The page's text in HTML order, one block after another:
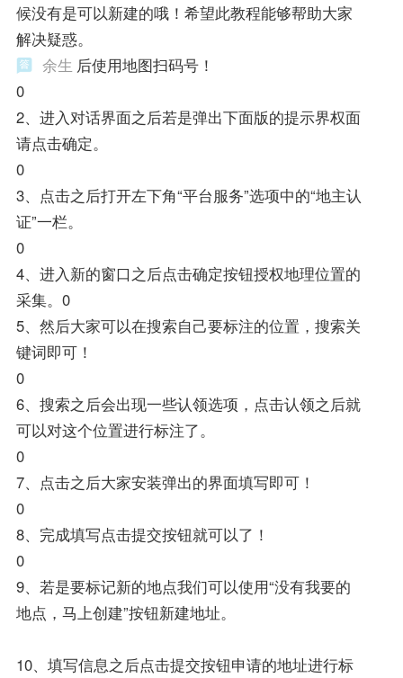
候没有是可以新建的哦！希望此教程能够帮助大家
解决疑惑。
余生 后使用地图扫码号！
0
2、进入对话界面之后若是弹出下面版的提示界权面
请点击确定。
0
3、点击之后打开左下角“平台服务”选项中的“地主认
证”一栏。
0
4、进入新的窗口之后点击确定按钮授权地理位置的
采集。0
5、然后大家可以在搜索自己要标注的位置，搜索关
键词即可！
0
6、搜索之后会出现一些认领选项，点击认领之后就
可以对这个位置进行标注了。
0
7、点击之后大家安装弹出的界面填写即可！
0
8、完成填写点击提交按钮就可以了！
0
9、若是要标记新的地点我们可以使用“没有我要的
地点，马上创建”按钮新建地址。
10、填写信息之后点击提交按钮申请的地址进行标